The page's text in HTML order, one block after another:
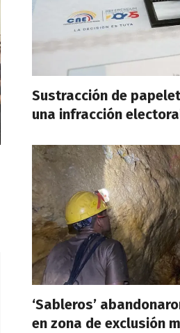
Sustracción de
una infracción
‘Sableros’
en zona de exclusión